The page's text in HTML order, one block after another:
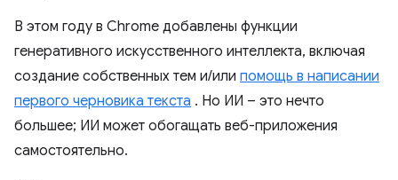
В этом году в Chrome добавлены функции
генеративного искусственного интеллекта, включая
создание собственных тем и/или помощь в написании
первого черновика текста . Но ИИ – это нечто
большее; ИИ может обогащать веб-приложения
самостоятельно.